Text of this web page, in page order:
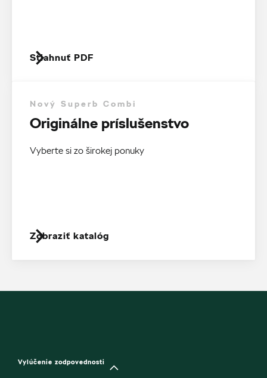
Stiahnuť PDF
Nový Superb Combi
Originálne príslušenstvo
Vyberte si zo širokej ponuky
Zobraziť katalóg
Vylúčenie zodpovednosti